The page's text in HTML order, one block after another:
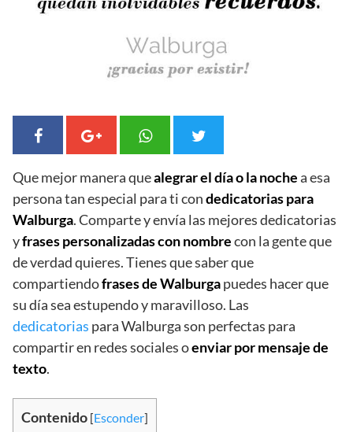
Que mejor manera quealegrar el día o la nochea esa
persona tan especial para ti condedicatorias para
Walburga. Comparte y envía las mejores dedicatorias
yfrases personalizadas con nombrecon la gente que
de verdad quieres. Tienes que saber que
compartiendofrases de Walburgapuedes hacer que
su día sea estupendo y maravilloso. Las
dedicatorias para Walburga son perfectas para
compartir en redes sociales oenviar por mensaje de
texto.
Contenido [Esconder]